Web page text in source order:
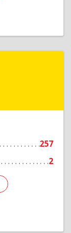
257
2
Челны г,